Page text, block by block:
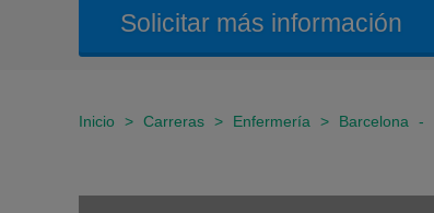
Solicitar más información
Inicio > Carreras > Enfermería > Barcelona -